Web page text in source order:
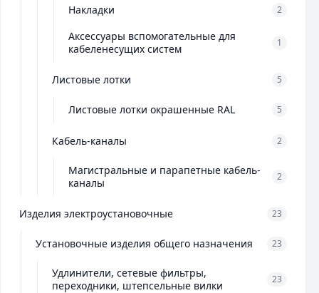
Накладки 2
Аксессуары вспомогательные для
кабеленесущих систем
1
Листовые лотки 5
Листовые лотки окрашенные RAL 5
Кабель-каналы 2
Магистральные и парапетные кабель-
каналы
2
Изделия электроустановочные 23
Установочные изделия общего назначения 23
Удлинители, сетевые фильтры,
переходники, штепсельные вилки
23